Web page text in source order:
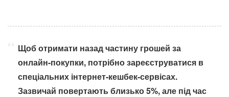
Щоб отримати назад частину грошей за
онлайн-покупки, потрібно зареєструватися в
спеціальних інтернет-кешбек-сервісах.
Зазвичай повертають близько 5%, але під час